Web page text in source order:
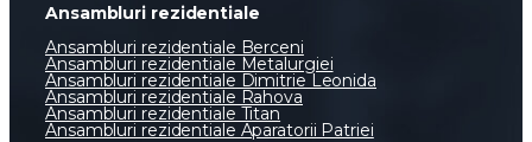
Ansambluri rezidentiale
Ansambluri rezidentiale Berceni
Ansambluri rezidentiale Metalurgiei
Ansambluri rezidentiale Dimitrie Leonida
Ansambluri rezidentiale Rahova
Ansambluri rezidentiale Titan
Ansambluri rezidentiale Aparatorii Patriei